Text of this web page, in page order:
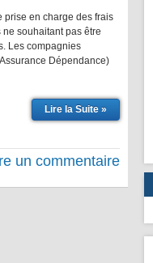
prise en charge des frais
ne souhaitant pas être
Les compagnies
Dépendance)
Lire la Suite »
un commentaire